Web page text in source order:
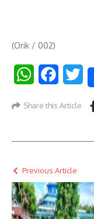
(Orik / 002)
WhatsApp
Share this Article
Previous Article